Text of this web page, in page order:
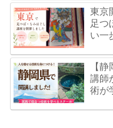
東京
足つ
い一
【
講師
術が